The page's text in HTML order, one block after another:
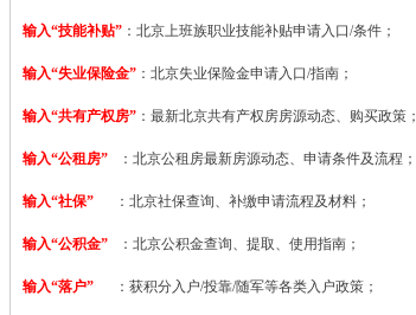
输入“技能补贴” ： 北京上班族职业技能补贴申请入口/条件；
输入“失业保险金” ：北京失业保险金申请入口/指南；
输入“共有产权房” ：最新北京共有产权房房源动态、购买政策；
输入“公租房” ：北京公租房最新房源动态、申请条件及流程；
输入“社保” ：北京社保查询、补缴申请流程及材料；
输入“公积金” ：北京公积金查询、提取、使用指南；
输入“落户” ：获积分入户/投靠/随军等各类入户政策；